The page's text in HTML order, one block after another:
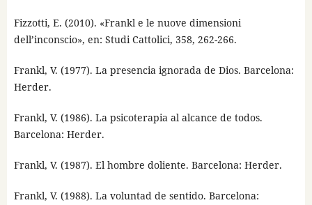
Fizzotti, E. (2010). «Frankl e le nuove dimensioni
dell’inconscio», en: Studi Cattolici, 358, 262-266.
Frankl, V. (1977). La presencia ignorada de Dios. Barcelona:
Herder.
Frankl, V. (1986). La psicoterapia al alcance de todos.
Barcelona: Herder.
Frankl, V. (1987). El hombre doliente. Barcelona: Herder.
Frankl, V. (1988). La voluntad de sentido. Barcelona: